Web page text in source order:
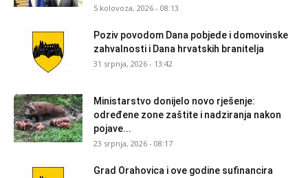
5 kolovoza, 2026 - 08:13
Poziv povodom Dana pobjede i domovinske
zahvalnosti i Dana hrvatskih branitelja
31 srpnja, 2026 - 13:42
Ministarstvo donijelo novo rješenje:
određene zone zaštite i nadziranja nakon
pojave...
23 srpnja, 2026 - 08:17
Grad Orahovica i ove godine sufinancira